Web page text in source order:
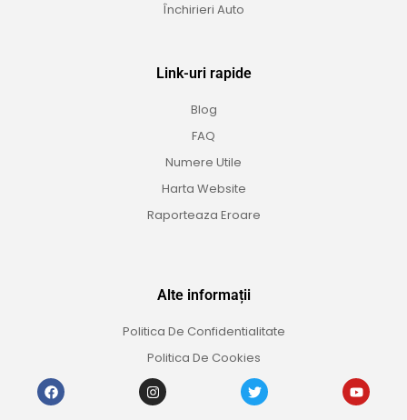
Închirieri Auto
Link-uri rapide
Blog
FAQ
Numere Utile
Harta Website
Raporteaza Eroare
Alte informații
Politica De Confidentialitate
Politica De Cookies